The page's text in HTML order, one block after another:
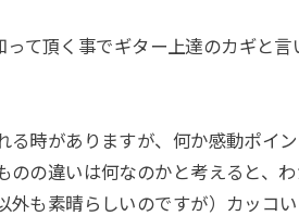
て頂く事でギター上達のカギと
る時がありますが、何か感動ポイ
のの違いは何なのかと考えると、
外も素晴らしいのですが）カッコ